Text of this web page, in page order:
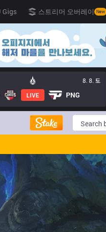
Gigs 스트리머 오버레이 New
8. 8. 토
LIVE PNG